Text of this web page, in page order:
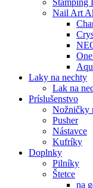
Stamping
Nail Art
Laky na nechty
Lak na
Príslušenstvo
Nožničky
Pusher
Nástavce
Kufríky
Doplnky
Pilníky
Štetce
na